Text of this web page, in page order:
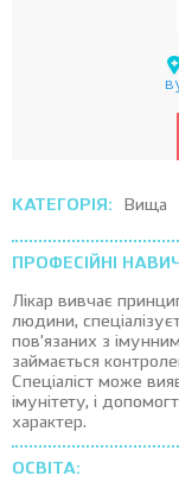
КАТЕГОРІЯ: Вища
ПРОФЕСІЙНІ
Лікар вивчає
людини,
пов'язаних з
займається
Спеціаліст може
імунітету, і
характер.
ОСВІТА: